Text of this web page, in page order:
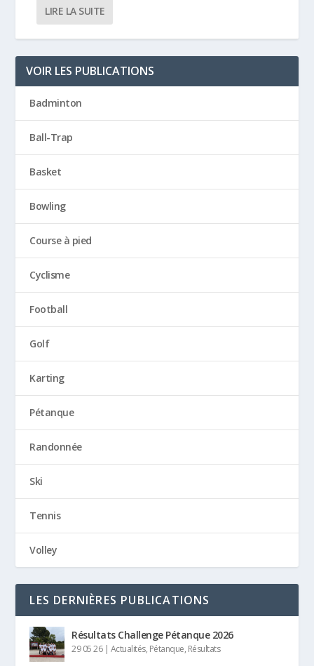
LIRE LA SUITE
VOIR LES PUBLICATIONS
Badminton
Ball-Trap
Basket
Bowling
Course à pied
Cyclisme
Football
Golf
Karting
Pétanque
Randonnée
Ski
Tennis
Volley
LES DERNIÈRES PUBLICATIONS
Résultats Challenge Pétanque 2026
29 05 26| Actualités, Pétanque, Résultats